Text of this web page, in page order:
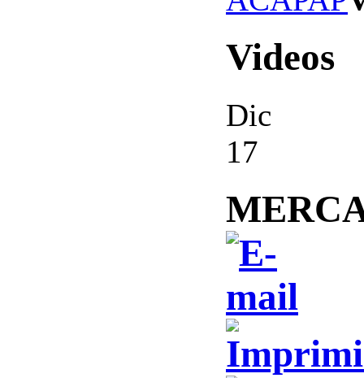
Videos
Dic
17